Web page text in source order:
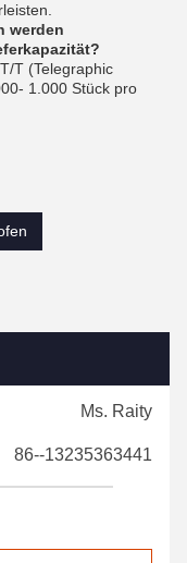
werden
T (Telegraphic
1.000 Stück pro
Ms. Raity
86--13235363441